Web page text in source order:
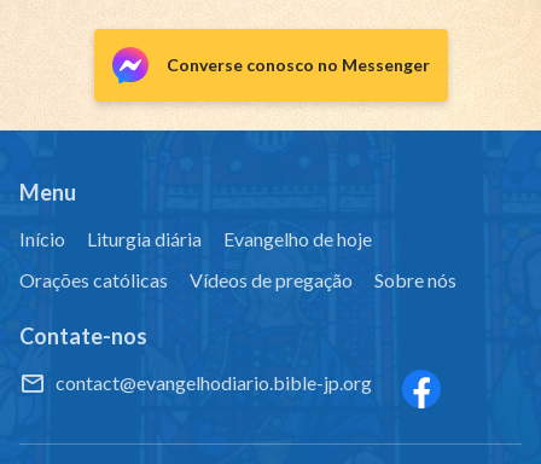
Converse conosco no Messenger
Menu
Início Liturgia diária
Evangelho de hoje
Orações católicas
Vídeos de pregação Sobre nós
Contate-nos
contact@evangelhodiario.bible-jp.org